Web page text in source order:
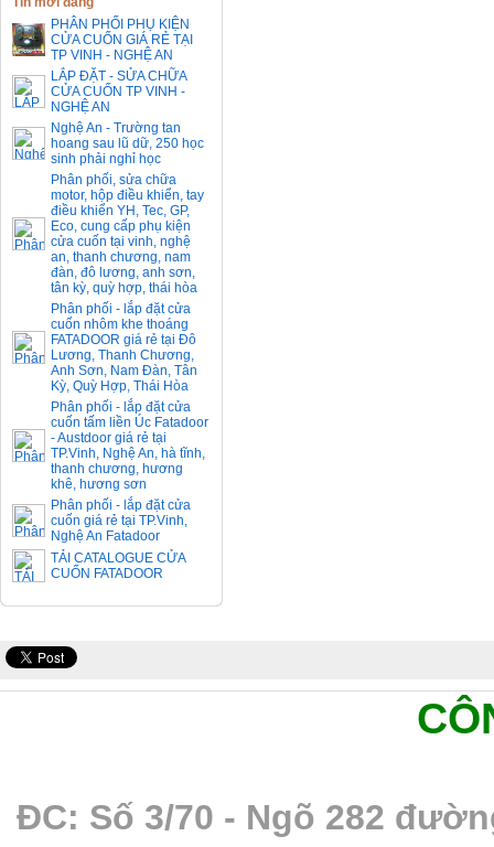
0
2658.47
RMB
3272
1
0
418.79
SAR
0
6457
SEK
0
PHÂN PHỐI PHỤ KIỆN
CỬA CUỐN GIÁ RẺ TẠI
TP VINH - NGHỆ AN
LẮP ĐẶT - SỬA CHỮA
CỬA CUỐN TP VINH -
NGHỆ AN
Nghệ An - Trường tan
hoang sau lũ dữ, 250 học
sinh phải nghỉ học
Phân phối, sửa chữa
motor, hộp điều khiển, tay
điều khiển YH, Tec, GP,
Eco, cung cấp phụ kiện
cửa cuốn tại vinh, nghệ
an, thanh chương, nam
đàn, đô lương, anh sơn,
tân kỳ, quỳ hợp, thái hòa
Phân phối - lắp đặt cửa
cuốn nhôm khe thoáng
FATADOOR giá rẻ tại Đô
Lương, Thanh Chương,
Anh Sơn, Nam Đàn, Tân
Kỳ, Quỳ Hợp, Thái Hòa
Phân phối - lắp đặt cửa
cuốn tấm liền Úc Fatadoor
- Austdoor giá rẻ tại
TP.Vinh, Nghệ An, hà tĩnh,
thanh chương, hương
khê, hương sơn
Phân phối - lắp đặt cửa
cuốn giá rẻ tại TP.Vinh,
Nghệ An Fatadoor
TẢI CATALOGUE CỬA
CUỐN FATADOOR
ĐC: Số 3/70 - Ngõ 282